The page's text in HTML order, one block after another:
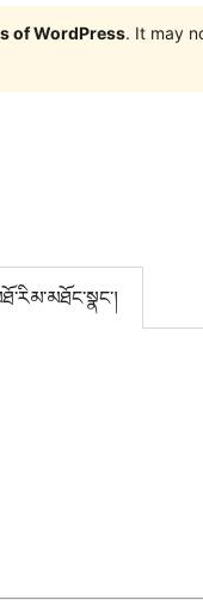
of WordPress. It may